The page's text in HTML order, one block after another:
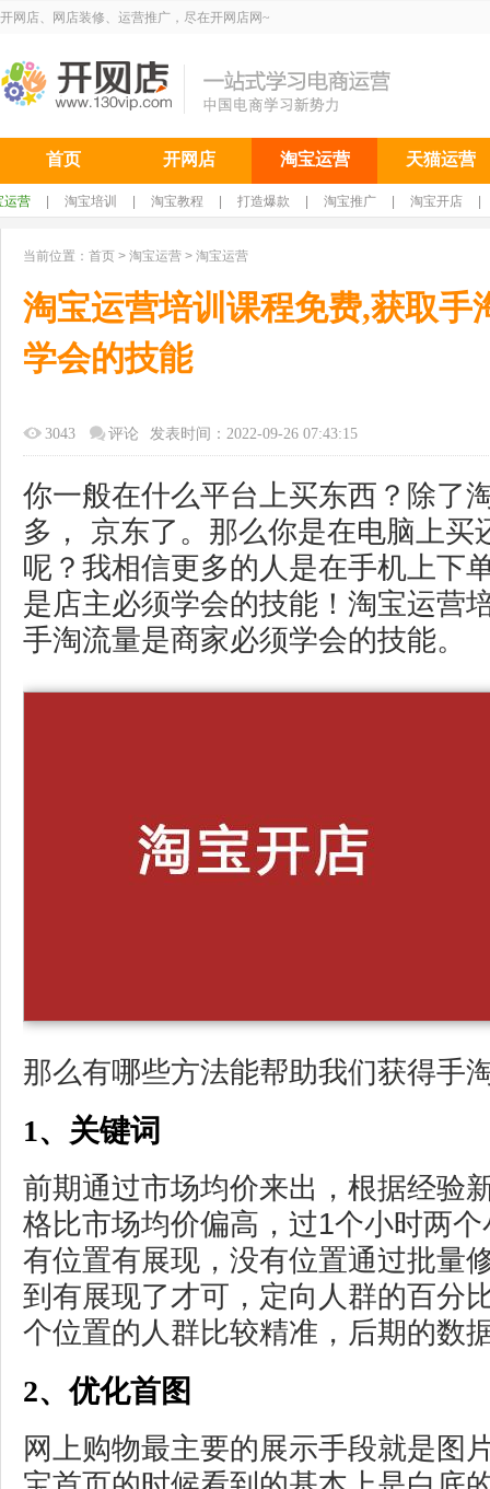
开网店、网店装修、运营推广，尽在开网店网~
首页 开网店 淘宝运营 天猫运营
运营 淘宝培训 淘宝教程 打造爆款 淘宝推广 淘宝开店
当前位置： 首页 > 淘宝运营 > 淘宝运营
淘宝运营培训课程免费,获取手
学会的技能
3043 评论 发表时间：2022-09-26 07:43:15
你一般在什么平台上买东西？除了
多， 京东了。那么你是在电脑上买
呢？我相信更多的人是在手机上下
是店主必须学会的技能！淘宝运营
手淘流量是商家必须学会的技能。
那么有哪些方法能帮助我们获得手
1、关键词
前期通过市场均价来出，根据经验
格比市场均价偏高，过1个小时两
有位置有展现，没有位置通过批量
到有展现了才可，定向人群的百分
个位置的人群比较精准，后期的数
2、优化首图
网上购物最主要的展示手段就是图